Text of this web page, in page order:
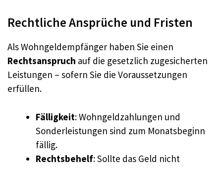
Rechtliche Ansprüche und Fristen
Als Wohngeldempfänger haben Sie einen
Rechtsanspruch auf die gesetzlich zugesicherten
Leistungen – sofern Sie die Voraussetzungen
erfüllen.
Fälligkeit: Wohngeldzahlungen und
Sonderleistungen sind zum Monatsbeginn
fällig.
Rechtsbehelf: Sollte das Geld nicht